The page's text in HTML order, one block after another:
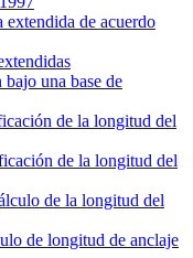
extendida de acuerdo
una base de
de la longitud del
de la longitud del
de la longitud del
de longitud de anclaje